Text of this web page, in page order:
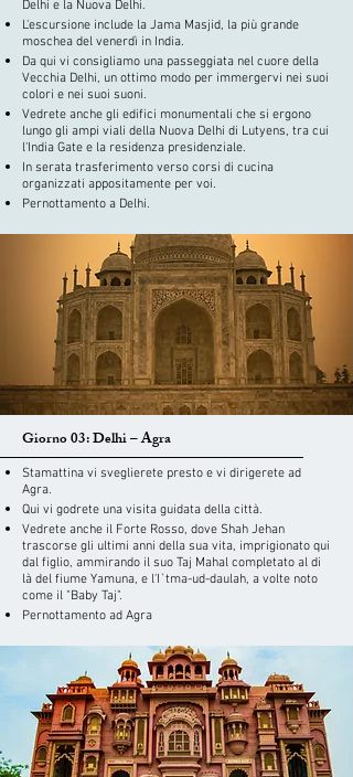
Delhi e la Nuova Delhi.
L'escursione include la Jama Masjid, la più grande
moschea del venerdì in India.
Da qui vi consigliamo una passeggiata nel cuore della
Vecchia Delhi, un ottimo modo per immergervi nei suoi
colori e nei suoi suoni.
Vedrete anche gli edifici monumentali che si ergono
lungo gli ampi viali della Nuova Delhi di Lutyens, tra cui
l'India Gate e la residenza presidenziale.
In serata trasferimento verso corsi di cucina
organizzati appositamente per voi.
Pernottamento a Delhi.
Giorno 03: Delhi – Agra
Stamattina vi sveglierete presto e vi dirigerete ad
Agra.
Qui vi godrete una visita guidata della città.
Vedrete anche il Forte Rosso, dove Shah Jehan
trascorse gli ultimi anni della sua vita, imprigionato qui
dal figlio, ammirando il suo Taj Mahal completato al di
là del fiume Yamuna, e l'I`tma-ud-daulah, a volte noto
come il "Baby Taj".
Pernottamento ad Agra